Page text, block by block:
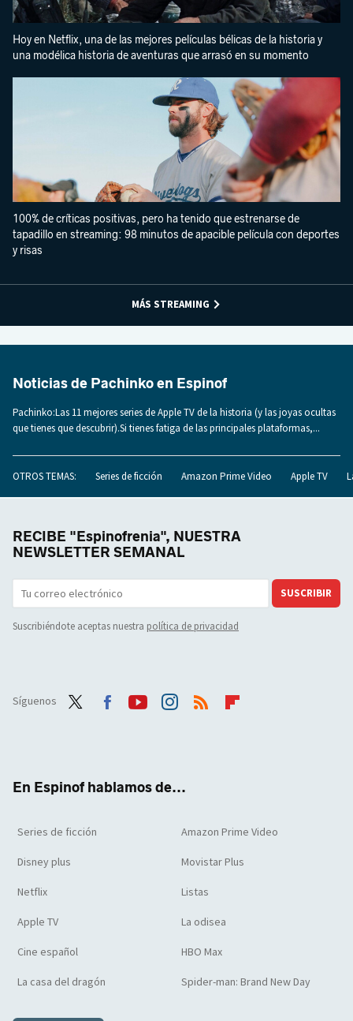
Hoy en Netflix, una de las mejores películas bélicas de la historia y
una modélica historia de aventuras que arrasó en su momento
100% de críticas positivas, pero ha tenido que estrenarse de
tapadillo en streaming: 98 minutos de apacible película con deportes
y risas
MÁS STREAMING
Noticias de Pachinko en Espinof
Pachinko:Las 11 mejores series de Apple TV de la historia (y las joyas ocultas
que tienes que descubrir).Si tienes fatiga de las principales plataformas,...
OTROS TEMAS: Series de ficción Amazon Prime Video Apple TV
RECIBE "Espinofrenia", NUESTRA
NEWSLETTER SEMANAL
SUSCRIBIR
Suscribiéndote aceptas nuestra política de privacidad
Síguenos
En Espinof hablamos de...
Series de ficción Amazon Prime Video
Disney plus Movistar Plus
Netflix Listas
Apple TV La odisea
Cine español HBO Max
La casa del dragón Spider-man: Brand New Day